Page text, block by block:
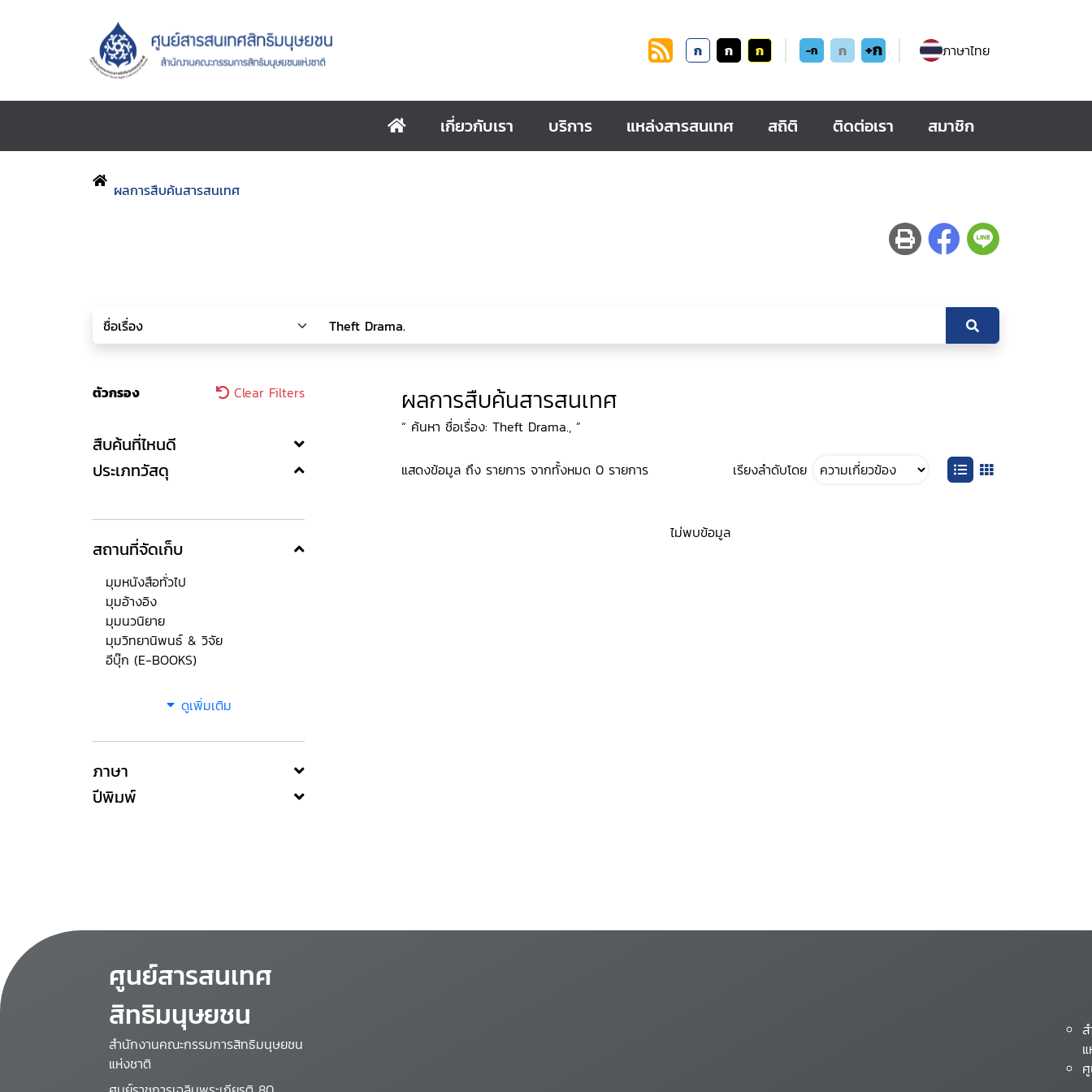
ก ก ก -ก ก +ก ภาษาไทย
เกี่ยวกับเรา บริการ แหล่งสารสนเทศ สถิติ ติดต่อเรา สมาชิก
ผลการสืบค้นสารสนเทศ
ตัวกรอง Clear Filters
สืบค้นที่ไหนดี
ประเภทวัสดุ
สถานที่จัดเก็บ
มุมหนังสือทั่วไป
มุมอ้างอิง
มุมนวนิยาย
มุมวิทยานิพนธ์ & วิจัย
อีบุ๊ก (E-BOOKS)
ดูเพิ่มเติม
ภาษา
ปีพิมพ์
ผลการสืบค้นสารสนเทศ
“ ค้นหา ชื่อเรื่อง: Theft Drama., ”
แสดงข้อมูล ถึง รายการ จากทั้งหมด 0 รายการ เรียงลำดับโดย
ไม่พบข้อมูล
ศูนย์สารสนเทศ
สิทธิมนุษยชน
สำนักงานคณะกรรมการสิทธิมนุษยชน
แห่งชาติ